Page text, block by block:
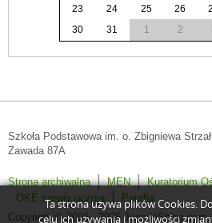
23
24 25 26
30
31 1 2
Szkoła Podstawowa im. o. Zbigniewa
Zawada 87A
Strona archiwalna MEN
Kuratorium
OKE serwis ucznia
Parafia
Copyright © 2008 - 2026 JoomlaShine.com.
Ta strona używa plików Cookies.
celu ich używania i możliwości